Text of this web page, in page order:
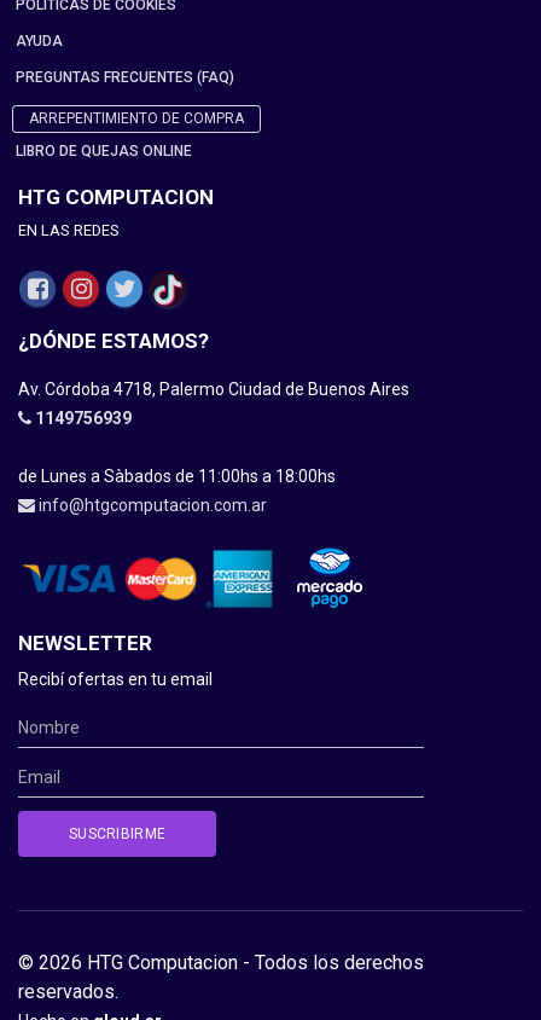
POLÍTICAS DE COOKIES
AYUDA
PREGUNTAS FRECUENTES (FAQ)
ARREPENTIMIENTO DE COMPRA
LIBRO DE QUEJAS ONLINE
HTG COMPUTACION
EN LAS REDES
¿DÓNDE ESTAMOS?
Av. Córdoba 4718, Palermo Ciudad de Buenos Aires
1149756939
de Lunes a Sàbados de 11:00hs a 18:00hs
info@htgcomputacion.com.ar
NEWSLETTER
Recibí ofertas en tu email
© 2026 HTG Computacion - Todos los derechos
reservados.